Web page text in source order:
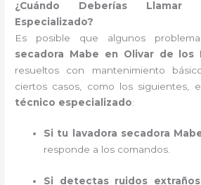
¿Cuándo Deberías
Especializado?
Es posible que algunos
secadora Mabe en Olivar de los
resueltos con mantenimiento
ciertos casos, como los siguientes,
técnico especializado:
Si tu lavadora secadora
responde a los comandos.
Si detectas ruidos extraños